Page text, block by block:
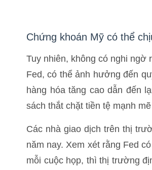
Chứng khoán Mỹ có thể
Tuy nhiên, không có nghi
Fed, có thể ảnh hưởng đến
hàng hóa tăng cao dẫn đến
sách thắt chặt tiền tệ mạnh
Các nhà giao dịch trên thị
năm nay. Xem xét rằng Fed
mỗi cuộc họp, thì thị trường